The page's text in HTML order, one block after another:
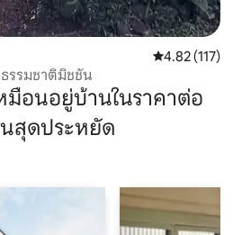
คะแนนเฉลี่ย
4.82 (117)
ธรรมชาติมิชชัน
มือนอยู่บ้านในราคาต่อ
สุดประหยัด